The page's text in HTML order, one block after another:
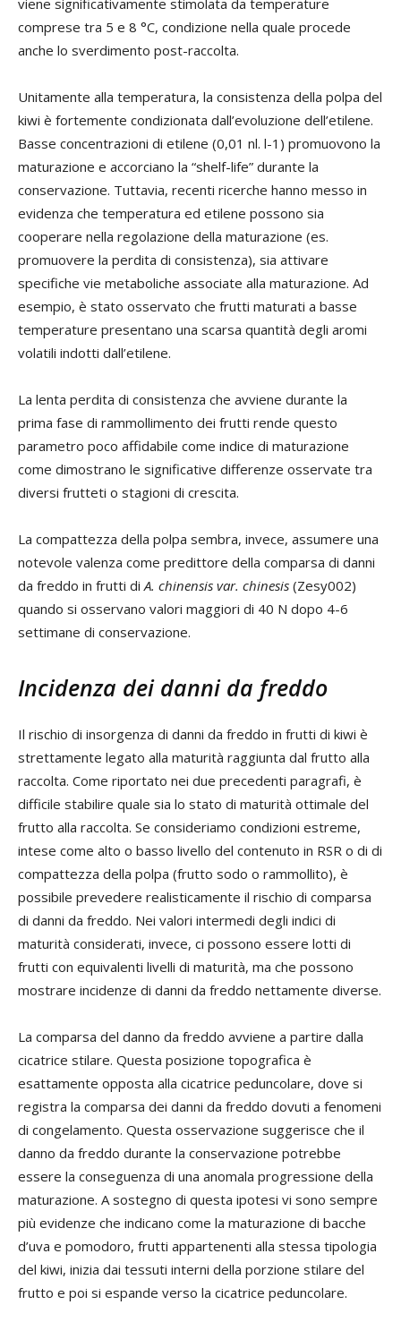
viene significativamente stimolata da temperature
comprese tra 5 e 8 °C, condizione nella quale procede
anche lo sverdimento post-raccolta.
Unitamente alla temperatura, la consistenza della polpa del
kiwi è fortemente condizionata dall’evoluzione dell’etilene.
Basse concentrazioni di etilene (0,01 nl. l-1) promuovono la
maturazione e accorciano la “shelf-life” durante la
conservazione. Tuttavia, recenti ricerche hanno messo in
evidenza che temperatura ed etilene possono sia
cooperare nella regolazione della maturazione (es.
promuovere la perdita di consistenza), sia attivare
specifiche vie metaboliche associate alla maturazione. Ad
esempio, è stato osservato che frutti maturati a basse
temperature presentano una scarsa quantità degli aromi
volatili indotti dall’etilene.
La lenta perdita di consistenza che avviene durante la
prima fase di rammollimento dei frutti rende questo
parametro poco affidabile come indice di maturazione
come dimostrano le significative differenze osservate tra
diversi frutteti o stagioni di crescita.
La compattezza della polpa sembra, invece, assumere una
notevole valenza come predittore della comparsa di danni
da freddo in frutti diA. chinensis var. chinesis (Zesy002)
quando si osservano valori maggiori di 40 N dopo 4-6
settimane di conservazione.
Incidenza dei danni da freddo
Il rischio di insorgenza di danni da freddo in frutti di kiwi è
strettamente legato alla maturità raggiunta dal frutto alla
raccolta. Come riportato nei due precedenti paragrafi, è
difficile stabilire quale sia lo stato di maturità ottimale del
frutto alla raccolta. Se consideriamo condizioni estreme,
intese come alto o basso livello del contenuto in RSR o di di
compattezza della polpa (frutto sodo o rammollito), è
possibile prevedere realisticamente il rischio di comparsa
di danni da freddo. Nei valori intermedi degli indici di
maturità considerati, invece, ci possono essere lotti di
frutti con equivalenti livelli di maturità, ma che possono
mostrare incidenze di danni da freddo nettamente diverse.
La comparsa del danno da freddo avviene a partire dalla
cicatrice stilare. Questa posizione topografica è
esattamente opposta alla cicatrice peduncolare, dove si
registra la comparsa dei danni da freddo dovuti a fenomeni
di congelamento. Questa osservazione suggerisce che il
danno da freddo durante la conservazione potrebbe
essere la conseguenza di una anomala progressione della
maturazione. A sostegno di questa ipotesi vi sono sempre
più evidenze che indicano come la maturazione di bacche
d’uva e pomodoro, frutti appartenenti alla stessa tipologia
del kiwi, inizia dai tessuti interni della porzione stilare del
frutto e poi si espande verso la cicatrice peduncolare.